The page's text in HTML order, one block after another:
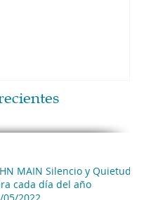
Silencio y Quietud
cada día del año